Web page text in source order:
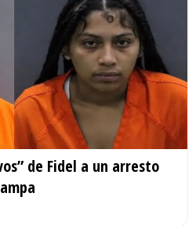
de Fidel a un arresto